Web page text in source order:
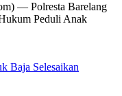
— Polresta Barelang
Peduli Anak
Baja Selesaikan